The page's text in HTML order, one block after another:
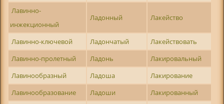
Лавинно-
инжекционный
Ладонный Лакейство
Лавинно-ключевой Ладончатый
Лакействовать
Лавинно-пролетный
Ладонь
Лакировальный
Лавинообразный
Ладоша
Лакирование
Лавинообразование
Ладоши
Лакированный